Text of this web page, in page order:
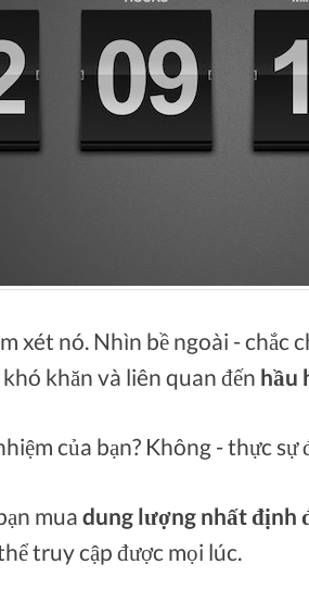
xét nó. Nhìn bề ngoài - chắc
khăn và liên quan đến hầu
của bạn? Không - thực sự
mua dung lượng nhất định
truy cập được mọi lúc.